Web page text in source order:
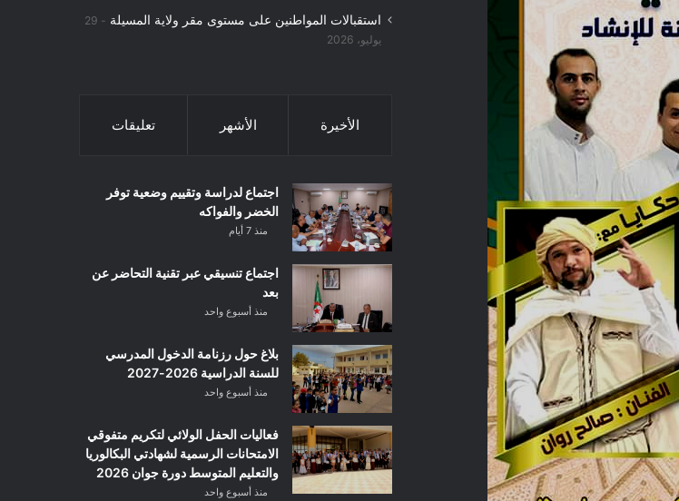
استقبالات المواطنين على مستوى مقر ولاية المسيلة
29
يوليو، 2026
الأخيرة الأشهر تعليقات
اجتماع لدراسة وتقييم وضعية توفر
الخضر والفواكه
منذ 7 أيام
اجتماع تنسيقي عبر تقنية التحاضر عن
بعد
منذ أسبوع واحد
بلاغ حول رزنامة الدخول المدرسي
للسنة الدراسية 2026-2027
منذ أسبوع واحد
فعاليات الحفل الولائي لتكريم متفوقي
الامتحانات الرسمية لشهادتي البكالوريا
والتعليم المتوسط دورة جوان 2026
منذ أسبوع واحد